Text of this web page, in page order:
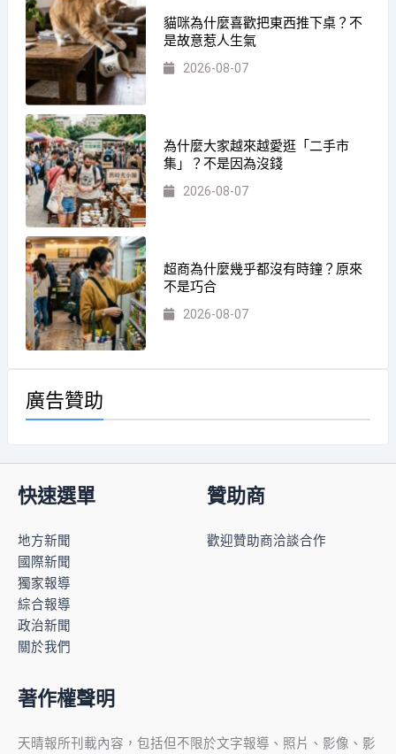
貓咪為什麼喜歡把東西推下桌？不
是故意惹人生氣
2026-08-07
為什麼大家越來越愛逛「二手市
集」？不是因為沒錢
2026-08-07
超商為什麼幾乎都沒有時鐘？原來
不是巧合
2026-08-07
廣告贊助
快速選單
地方新聞
國際新聞
獨家報導
綜合報導
政治新聞
關於我們
贊助商
歡迎贊助商洽談合作
著作權聲明
天晴報所刊載內容，包括但不限於文字報導、照片、影像、影